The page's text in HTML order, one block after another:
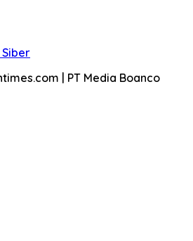
| PT Media Boanco